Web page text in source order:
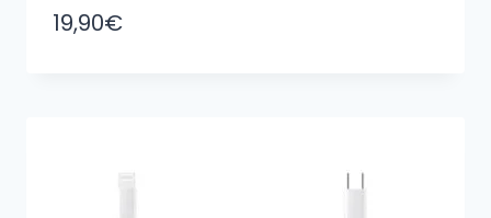
19,90€